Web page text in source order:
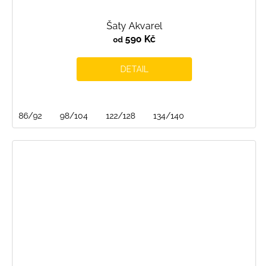
Šaty Akvarel
od590 Kč
DETAIL
86/92 98/104 122/128 134/140